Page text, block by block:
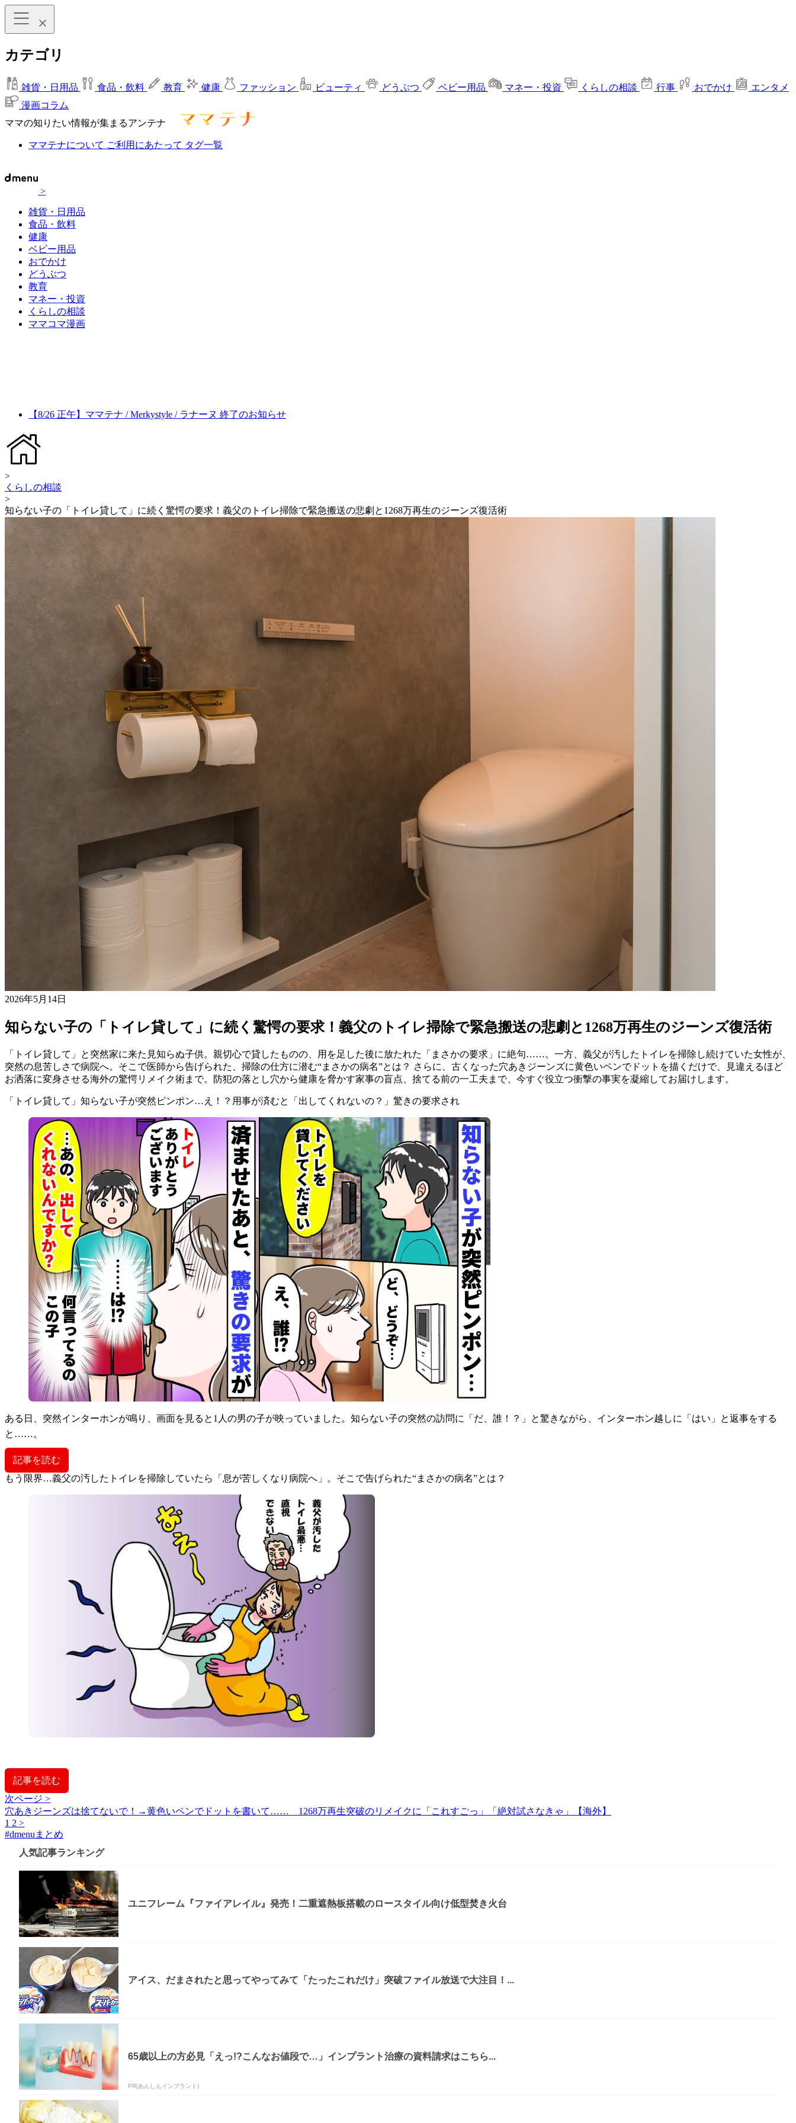
カテゴリ
雑貨・日用品 食品・飲料 教育 健康 ファッション ビューティ どうぶつ ベビー用品 マネー・投資 くらしの相談 行事 おでかけ
エンタメ
漫画コラム
ママの知りたい情報が集まるアンテナ
ママテナについて ご利用にあたって タグ一覧
>
雑貨・日用品
食品・飲料
健康
ベビー用品
おでかけ
どうぶつ
教育
マネー・投資
くらしの相談
ママコマ漫画
【8/26 正午】ママテナ / Merkystyle / ラナーヌ 終了のお知らせ
>
くらしの相談
>
知らない子の「トイレ貸して」に続く驚愕の要求！義父のトイレ掃除で緊急搬送の悲劇と1268万再生のジーンズ復活術
2026年5月14日
知らない子の「トイレ貸して」に続く驚愕の要求！義父のトイレ掃除で緊急搬送の悲劇と1268万再生のジーンズ復活術
「トイレ貸して」と突然家に来た見知らぬ子供。親切心で貸したものの、用を足した後に放たれた「まさかの要求」に絶句……。一方、義父が汚したトイレを掃除し続けていた女性が、
突然の息苦しさで病院へ。そこで医師から告げられた、掃除の仕方に潜む“まさかの病名”とは？ さらに、古くなった穴あきジーンズに黄色いペンでドットを描くだけで、見違えるほど
お洒落に変身させる海外の驚愕リメイク術まで。防犯の落とし穴から健康を脅かす家事の盲点、捨てる前の一工夫まで、今すぐ役立つ衝撃の事実を凝縮してお届けします。
「トイレ貸して」知らない子が突然ピンポン…え！？用事が済むと「出してくれないの？」驚きの要求され
ある日、突然インターホンが鳴り、画面を見ると1人の男の子が映っていました。知らない子の突然の訪問に「だ、誰！？」と驚きながら、インターホン越しに「はい」と返事をする
と……。
記事を読む
もう限界…義父の汚したトイレを掃除していたら「息が苦しくなり病院へ」。そこで告げられた“まさかの病名”とは？
記事を読む
次ページ >
穴あきジーンズは捨てないで！→黄色いペンでドットを書いて…… 1268万再生突破のリメイクに「これすごっ」「絶対試さなきゃ」【海外】
1 2 >
#dmenuまとめ
人気記事ランキング
ユニフレーム『ファイアレイル』発売！二重遮熱板搭載のロースタイル向け低型焚き火台
アイス、だまされたと思ってやってみて「たったこれだけ」突破ファイル放送で大注目！...
65歳以上の方必見「えっ!?こんなお値段で…」インプラント治療の資料請求はこちら...
PR(あんしんインプラント)